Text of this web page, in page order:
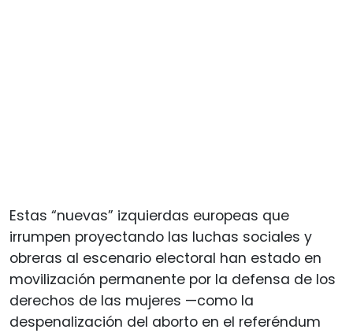
Estas “nuevas” izquierdas europeas que
irrumpen proyectando las luchas sociales y
obreras al escenario electoral han estado en
movilización permanente por la defensa de los
derechos de las mujeres —como la
despenalización del aborto en el referéndum